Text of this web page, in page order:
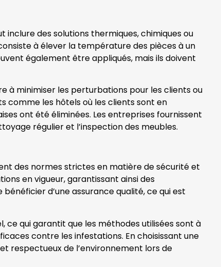
des solutions thermiques, chimiques ou
à élever la température des pièces à un
également être appliqués, mais ils doivent
à minimiser les perturbations pour les clients ou
comme les hôtels où les clients sont en
ont été éliminées. Les entreprises fournissent
régulier et l’inspection des meubles.
des normes strictes en matière de sécurité et
en vigueur, garantissant ainsi des
d’une assurance qualité, ce qui est
qui garantit que les méthodes utilisées sont à
contre les infestations. En choisissant une
respectueux de l’environnement lors de